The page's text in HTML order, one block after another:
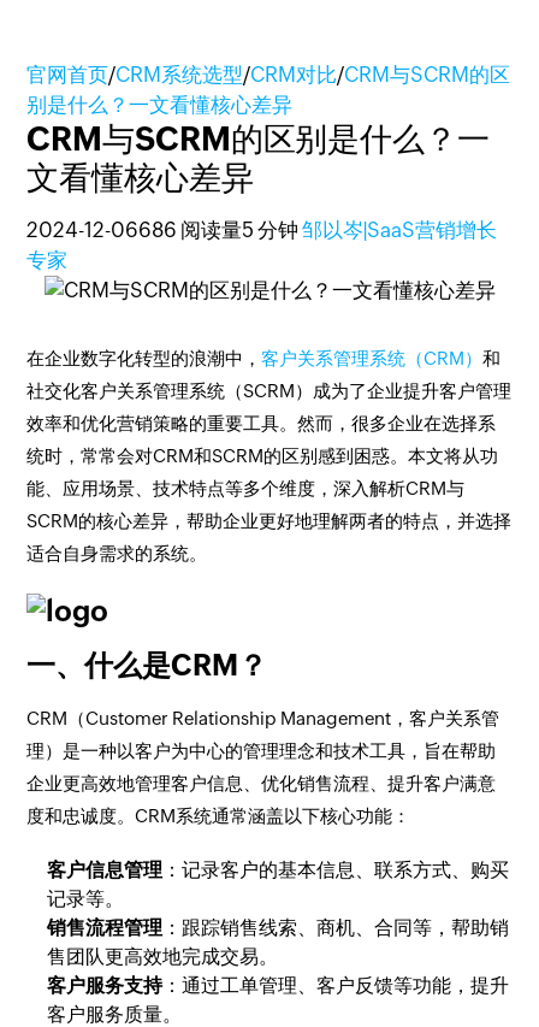
官网首页/CRM系统选型/CRM对比/CRM与SCRM的区
别是什么？一文看懂核心差异
CRM与SCRM的区别是什么？一
文看懂核心差异
2024-12-06686 阅读量5 分钟 邹以岑|SaaS营销增长
专家
在企业数字化转型的浪潮中，客户关系管理系统（CRM）和
社交化客户关系管理系统（SCRM）成为了企业提升客户管理
效率和优化营销策略的重要工具。然而，很多企业在选择系
统时，常常会对CRM和SCRM的区别感到困惑。本文将从功
能、应用场景、技术特点等多个维度，深入解析CRM与
SCRM的核心差异，帮助企业更好地理解两者的特点，并选择
适合自身需求的系统。
一、什么是CRM？
CRM（Customer Relationship Management，客户关系管
理）是一种以客户为中心的管理理念和技术工具，旨在帮助
企业更高效地管理客户信息、优化销售流程、提升客户满意
度和忠诚度。CRM系统通常涵盖以下核心功能：
客户信息管理 ：记录客户的基本信息、联系方式、购买
记录等。
销售流程管理 ：跟踪销售线索、商机、合同等，帮助销
售团队更高效地完成交易。
客户服务支持：通过工单管理、客户反馈等功能，提升
客户服务质量。